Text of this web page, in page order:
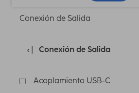
Conexión de Salida
Conexión de Salida
Acoplamiento USB-C